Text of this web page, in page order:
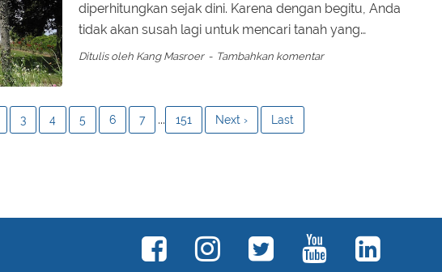
diperhitungkan sejak dini. Karena dengan begitu, Anda
tidak akan susah lagi untuk mencari tanah yang…
Ditulis oleh Kang Masroer Tambahkan komentar
3 4 5 6 7 ... 151 Next › Last